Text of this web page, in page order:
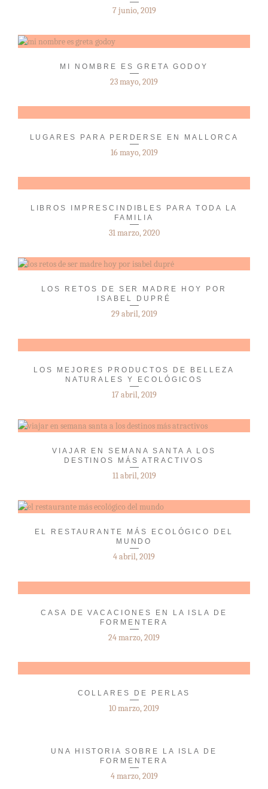
7 junio, 2019
MI NOMBRE ES GRETA GODOY
23 mayo, 2019
LUGARES PARA PERDERSE EN MALLORCA
16 mayo, 2019
LIBROS IMPRESCINDIBLES PARA TODA LA
FAMILIA
31 marzo, 2020
LOS RETOS DE SER MADRE HOY POR
ISABEL DUPRÉ
29 abril, 2019
LOS MEJORES PRODUCTOS DE BELLEZA
NATURALES Y ECOLÓGICOS
17 abril, 2019
VIAJAR EN SEMANA SANTA A LOS
DESTINOS MÁS ATRACTIVOS
11 abril, 2019
EL RESTAURANTE MÁS ECOLÓGICO DEL
MUNDO
4 abril, 2019
CASA DE VACACIONES EN LA ISLA DE
FORMENTERA
24 marzo, 2019
COLLARES DE PERLAS
10 marzo, 2019
UNA HISTORIA SOBRE LA ISLA DE
FORMENTERA
4 marzo, 2019